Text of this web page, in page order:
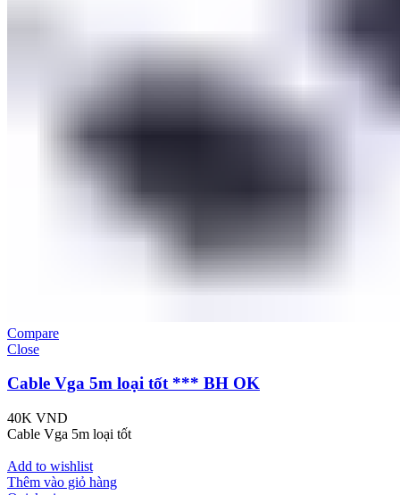
Compare
Close
Cable Vga 5m loại tốt *** BH OK
40K VND
Cable Vga 5m loại tốt
Add to wishlist
Thêm vào giỏ hàng